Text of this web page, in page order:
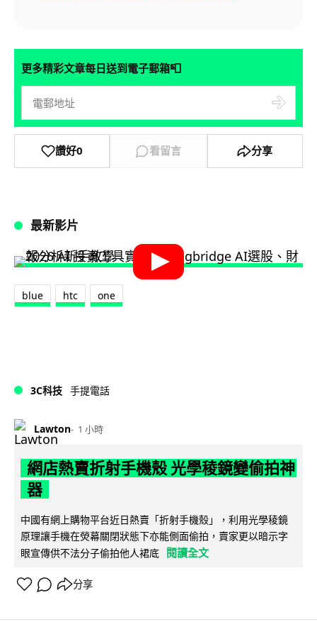
更多精彩文章每日送到電子郵箱📮
讚好0 看留言 分享
最新影片
blue htc one
3C科技 手提電話
Lawton 1 小時
網店熱賣折射手機殼 光學稜鏡變偷拍神
器
中國有網上購物平台近日熱賣「折射手機殼」，利用光學稜鏡
原理讓手機在熒幕關閉狀態下亦能側面偷拍，賣家更以暗示字
眼宣傳供不法分子偷拍他人裙底 閱讀全文
分享